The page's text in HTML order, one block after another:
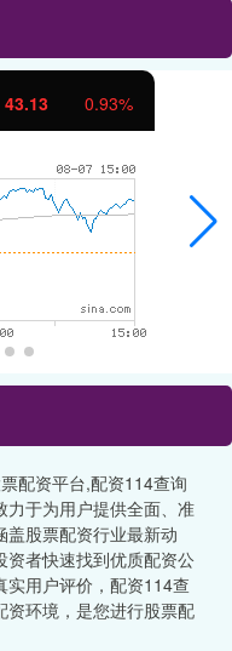
43.13 0.93%
配资平台,配资114查询
力于为用户提供全面、准
股票配资行业最新动
资者快速找到优质配资公
实用户评价，配资114查
资环境，是您进行股票配